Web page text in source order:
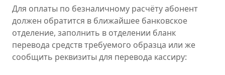
Для оплаты по безналичному расчёту абонент
должен обратится в ближайшее банковское
отделение, заполнить в отделении бланк
перевода средств требуемого образца или же
сообщить реквизиты для перевода кассиру: